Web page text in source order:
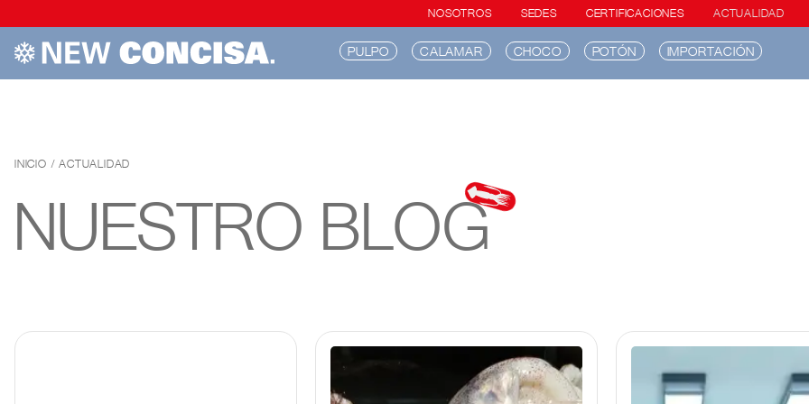
NOSOTROS SEDES CERTIFICACIONES ACTUALIDAD
PULPO CALAMAR CHOCO POTÓN IMPORTACIÓN
INICIO /ACTUALIDAD
NUESTRO BLOG